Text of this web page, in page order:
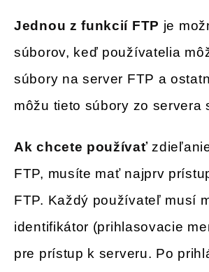
Jednou z funkcií FTP je
súborov, keď používatelia
súbory na server FTP a
môžu tieto súbory zo servera
Ak chcete používať
FTP, musíte mať najprv
FTP. Každý používateľ musí
identifikátor (prihlasovacie
pre prístup k serveru. Po